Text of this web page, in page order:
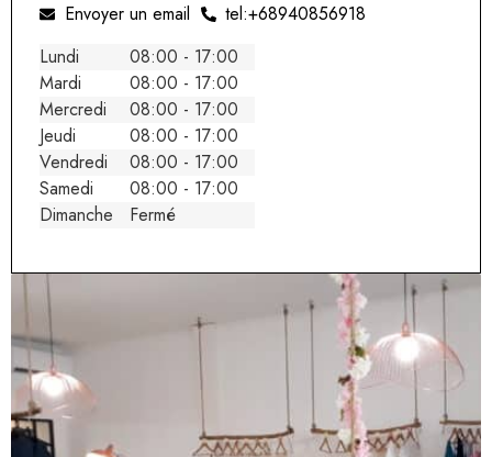
Envoyer un email
tel:+68940856918
Lundi
08:00 - 17:00
Mardi
08:00 - 17:00
Mercredi
08:00 - 17:00
Jeudi
08:00 - 17:00
Vendredi
08:00 - 17:00
Samedi
08:00 - 17:00
Dimanche
Fermé